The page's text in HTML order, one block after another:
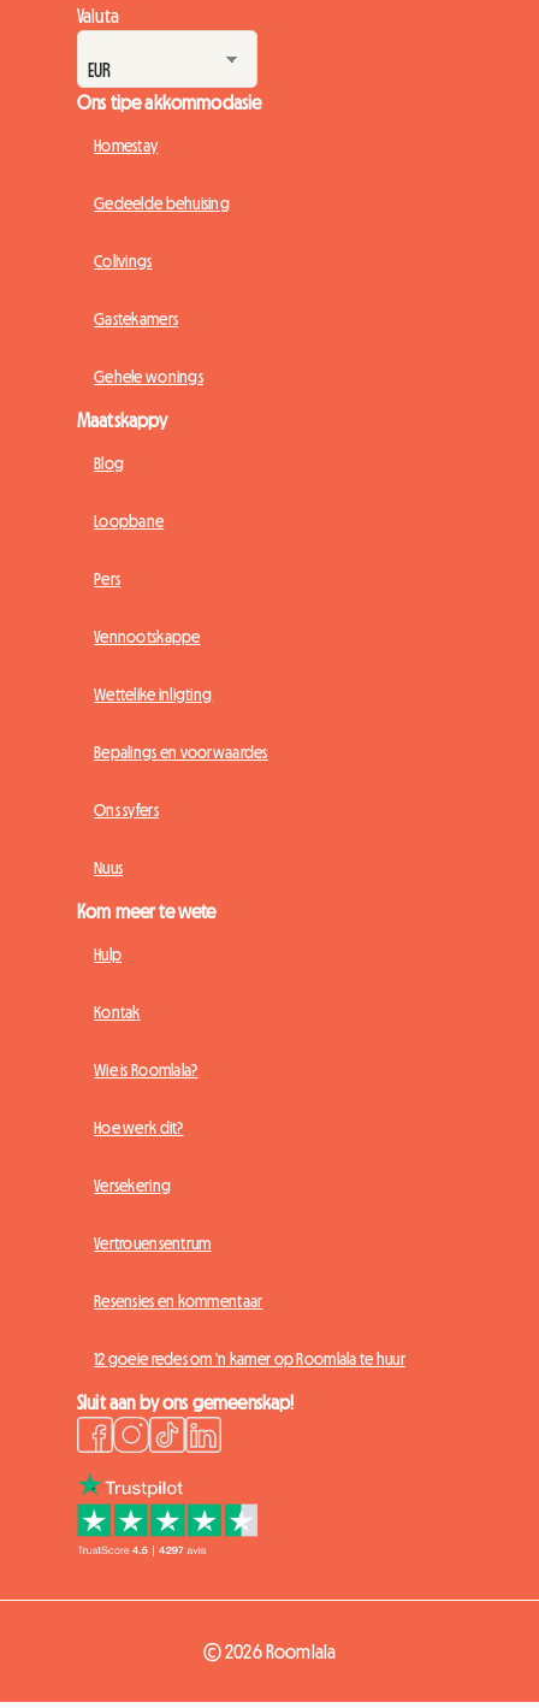
Valuta
Ons tipe akkommodasie
Homestay
Gedeelde behuising
Colivings
Gastekamers
Gehele wonings
Maatskappy
Blog
Loopbane
Pers
Vennootskappe
Wettelike inligting
Bepalings en voorwaardes
Ons syfers
Nuus
Kom meer te wete
Hulp
Kontak
Wie is Roomlala?
Hoe werk dit?
Versekering
Vertrouensentrum
Resensies en kommentaar
12 goeie redes om 'n kamer op Roomlala te huur
Sluit aan by ons gemeenskap!
© 2026 Roomlala